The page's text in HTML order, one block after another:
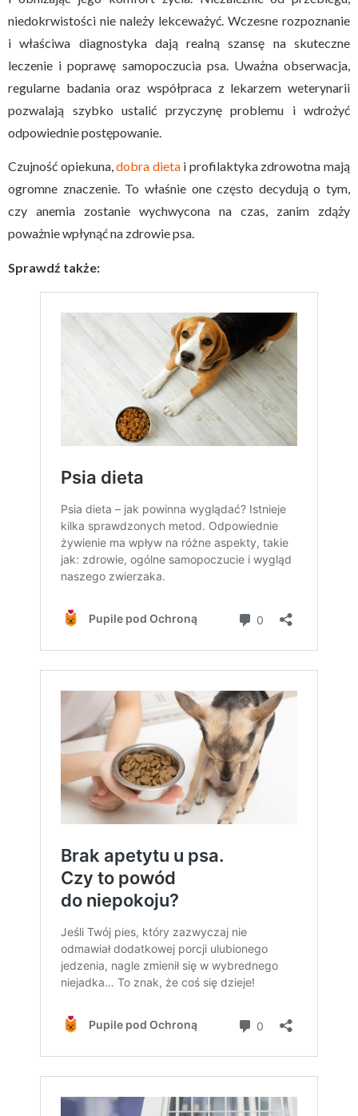
niedokrwistości nie należy lekceważyć. Wczesne rozpoznanie
i właściwa diagnostyka dają realną szansę na skuteczne
leczenie i poprawę samopoczucia psa. Uważna obserwacja,
regularne badania oraz współpraca z lekarzem weterynarii
pozwalają szybko ustalić przyczynę problemu i wdrożyć
odpowiednie postępowanie.
Czujność opiekuna,dobra dietai profilaktyka zdrowotna mają
ogromne znaczenie. To właśnie one często decydują o tym,
czy anemia zostanie wychwycona na czas, zanim zdąży
poważnie wpłynąć na zdrowie psa.
Sprawdź także: